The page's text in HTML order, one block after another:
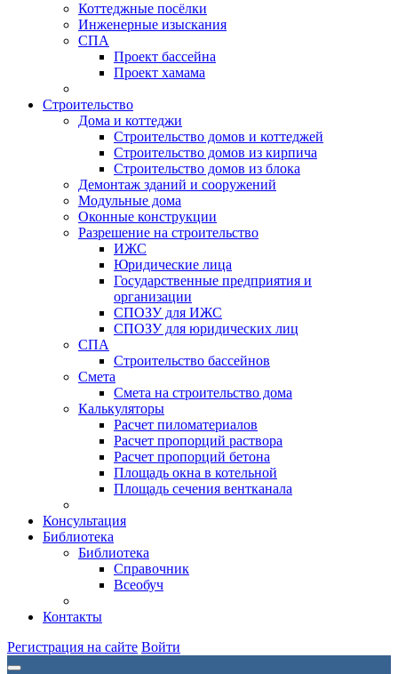
Коттеджные посёлки
Инженерные изыскания
СПА
Проект бассейна
Проект хамама
Строительство
Дома и коттеджи
Строительство домов и коттеджей
Строительство домов из кирпича
Строительство домов из блока
Демонтаж зданий и сооружений
Модульные дома
Оконные конструкции
Разрешение на строительство
ИЖС
Юридические лица
Государственные предприятия и
организации
СПОЗУ для ИЖС
СПОЗУ для юридических лиц
СПА
Строительство бассейнов
Смета
Смета на строительство дома
Калькуляторы
Расчет пиломатериалов
Расчет пропорций раствора
Расчет пропорций бетона
Площадь окна в котельной
Площадь сечения вентканала
Консультация
Библиотека
Библиотека
Справочник
Всеобуч
Контакты
Регистрация на сайте Войти